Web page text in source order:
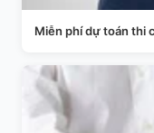
Miễn phí dự toán thi